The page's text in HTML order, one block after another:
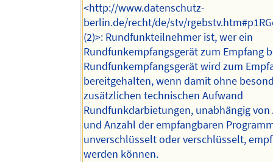
<http://www.datenschutz-
berlin.de/recht/de/stv/
(2)>: Rundfunkteilnehmer ist, wer ein
Rundfunkempfangsgerät zum Empfang
Rundfunkempfangsgerät wird zum
bereitgehalten, wenn damit ohne
zusätzlichen technischen Aufwand
Rundfunkdarbietungen, unabhängig von
und Anzahl der empfangbaren
unverschlüsselt oder verschlüsselt,
werden können.